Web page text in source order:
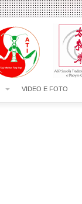
VIDEO E FOTO